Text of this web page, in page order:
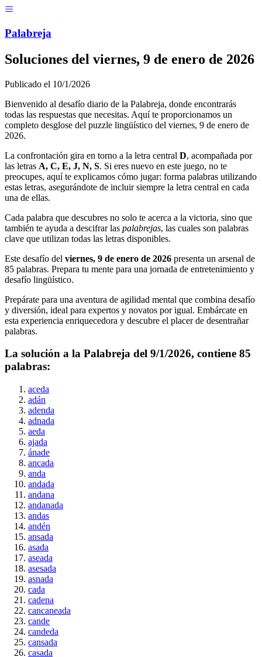
Palabreja
Soluciones del viernes, 9 de enero de 2026
Publicado el 10/1/2026
Bienvenido al desafío diario de la Palabreja, donde encontrarás
todas las respuestas que necesitas. Aquí te proporcionamos un
completo desglose del puzzle lingüístico del viernes, 9 de enero de
2026.
La confrontación gira en torno a la letra central D, acompañada por
las letras A, C, E, J, N, S. Si eres nuevo en este juego, no te
preocupes, aquí te explicamos cómo jugar: forma palabras utilizando
estas letras, asegurándote de incluir siempre la letra central en cada
una de ellas.
Cada palabra que descubres no solo te acerca a la victoria, sino que
también te ayuda a descifrar las palabrejas, las cuales son palabras
clave que utilizan todas las letras disponibles.
Este desafío del viernes, 9 de enero de 2026 presenta un arsenal de
85 palabras. Prepara tu mente para una jornada de entretenimiento y
desafío lingüístico.
Prepárate para una aventura de agilidad mental que combina desafío
y diversión, ideal para expertos y novatos por igual. Embárcate en
esta experiencia enriquecedora y descubre el placer de desentrañar
palabras.
La solución a la Palabreja del 9/1/2026, contiene 85
palabras:
aceda
adán
adenda
adnada
aeda
ajada
ánade
ancada
anda
andada
andana
andanada
andas
andén
ansada
asada
aseada
asesada
asnada
cada
cadena
cancaneada
cande
candeda
cansada
casada